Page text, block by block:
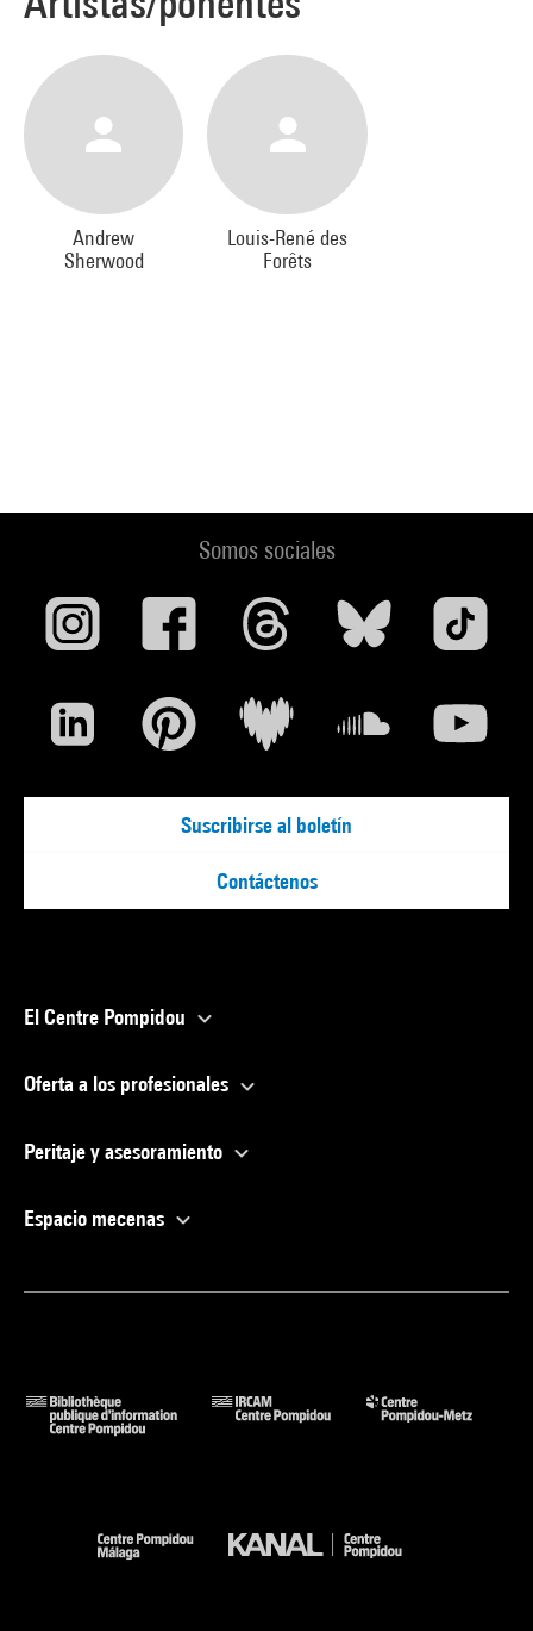
Andrew
Sherwood
Louis-René des
Forêts
Somos sociales
Suscribirse al boletín
Contáctenos
El Centre Pompidou
Oferta a los profesionales
Peritaje y asesoramiento
Espacio mecenas